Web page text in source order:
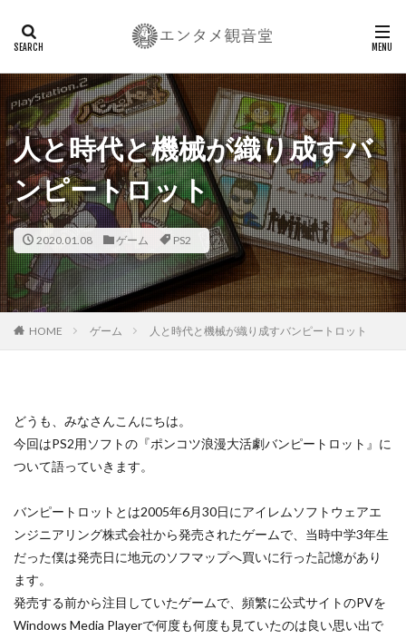
人と時代と機械が織り成すバ
ンピートロット
2020.01.08 ゲーム PS2
HOME ゲーム 人と時代と機械が織り成すバンピートロット
どうも、みなさんこんにちは。
今回はPS2用ソフトの『ポンコツ浪漫大活劇バンピートロット』に
ついて語っていきます。
バンピートロットとは2005年6月30日にアイレムソフトウェアエ
ンジニアリング株式会社から発売されたゲームで、当時中学3年生
だった僕は発売日に地元のソフマップへ買いに行った記憶があり
ます。
発売する前から注目していたゲームで、頻繁に公式サイトのPVを
Windows Media Playerで何度も何度も見ていたのは良い思い出で